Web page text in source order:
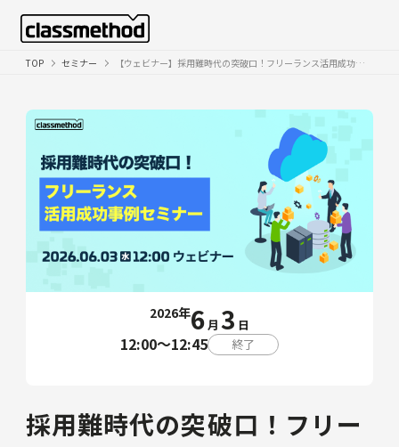
TOP セミナー 【ウェビナー】採用難時代の突破口！フリーランス活用成功事例セミナー
2026年6月 3 日
12:00〜12:45 終了
採用難時代の突破口！フリー